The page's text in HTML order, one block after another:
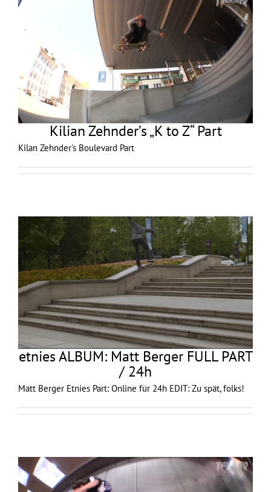
Kilian Zehnder’s „K to Z“ Part
Kilan Zehnder's Boulevard Part
etnies ALBUM: Matt Berger FULL PART
/ 24h
Matt Berger Etnies Part: Online für 24h EDIT: Zu spät, folks!